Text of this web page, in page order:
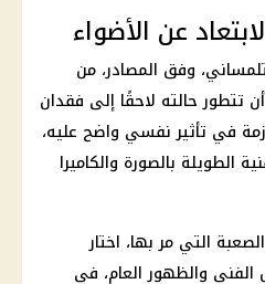
عن الأضواء
وفق المصادر، من
تتطور حالته لاحقًا إلى فقدان
في تأثير نفسي واضح عليه،
الطويلة بالصورة والكاميرا
التي مر بها، اختار
الفني والظهور العام، في